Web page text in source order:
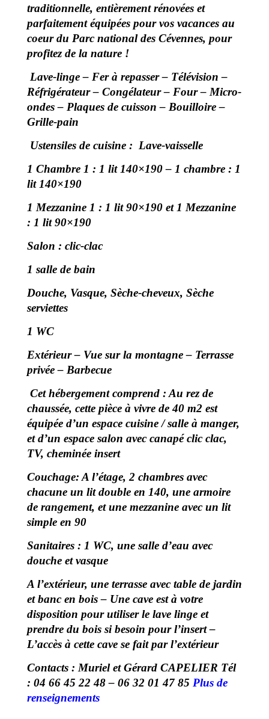
traditionnelle, entièrement rénovées et
parfaitement équipées pour vos vacances au
coeur du Parc national des Cévennes, pour
profitez de la nature !
Lave-linge – Fer à repasser –Télévision –
Réfrigérateur –Congélateur –Four –Micro-
ondes –Plaques de cuisson –Bouilloire –
Grille-pain
Ustensiles de cuisine : Lave-vaisselle
1 Chambre 1 : 1 lit 140×190 – 1 chambre : 1
lit 140×190
1 Mezzanine 1 : 1 lit 90×190 et 1 Mezzanine
: 1 lit 90×190
Salon : clic-clac
1 salle de bain
Douche, Vasque, Sèche-cheveux, Sèche
serviettes
1 WC
Extérieur – Vue sur la montagne – Terrasse
privée – Barbecue
Cet hébergement comprend : Au rez de
chaussée, cette pièce à vivre de 40 m2 est
équipée d’un espace cuisine / salle à manger,
et d’un espace salon avec canapé clic clac,
TV, cheminée insert
Couchage: A l’étage, 2 chambres avec
chacune un lit double en 140, une armoire
de rangement, et une mezzanine avec un lit
simple en 90
Sanitaires : 1 WC, une salle d’eau avec
douche et vasque
A l’extérieur, une terrasse avec table de jardin
et banc en bois – Une cave est à votre
disposition pour utiliser le lave linge et
prendre du bois si besoin pour l’insert –
L’accès à cette cave se fait par l’extérieur
Contacts : Muriel et Gérard CAPELIER Tél
: 04 66 45 22 48– 06 32 01 47 85 Plus de
renseignements